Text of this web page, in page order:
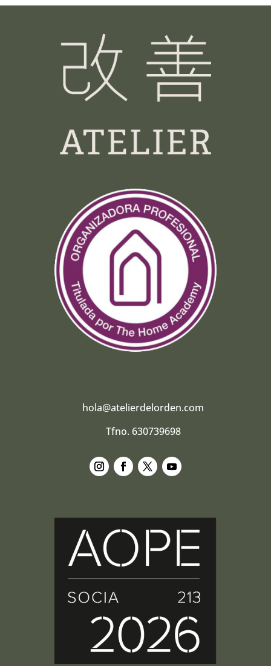
hola@atelierdelorden.com
Tfno. 630739698